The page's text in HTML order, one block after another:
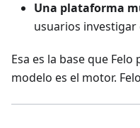
Una plataforma
usuarios
Esa es la base que
modelo es el motor.